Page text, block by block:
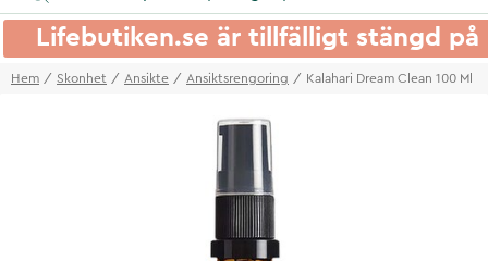
Lifebutiken.se är tillfälligt stängd
Hem Skonhet Ansikte Ansiktsrengoring Kalahari Dream Clean 100 Ml